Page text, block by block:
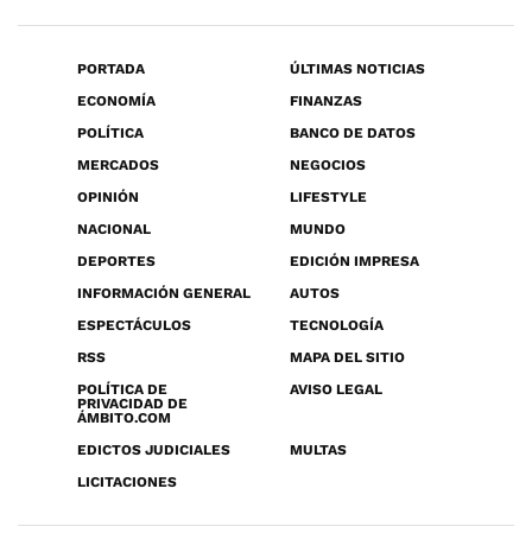
PORTADA
ÚLTIMAS NOTICIAS
ECONOMÍA
FINANZAS
POLÍTICA
BANCO DE DATOS
MERCADOS
NEGOCIOS
OPINIÓN
LIFESTYLE
NACIONAL
MUNDO
DEPORTES
EDICIÓN IMPRESA
INFORMACIÓN GENERAL
AUTOS
ESPECTÁCULOS
TECNOLOGÍA
RSS
MAPA DEL SITIO
POLÍTICA DE
PRIVACIDAD DE
ÁMBITO.COM
AVISO LEGAL
EDICTOS JUDICIALES
MULTAS
LICITACIONES